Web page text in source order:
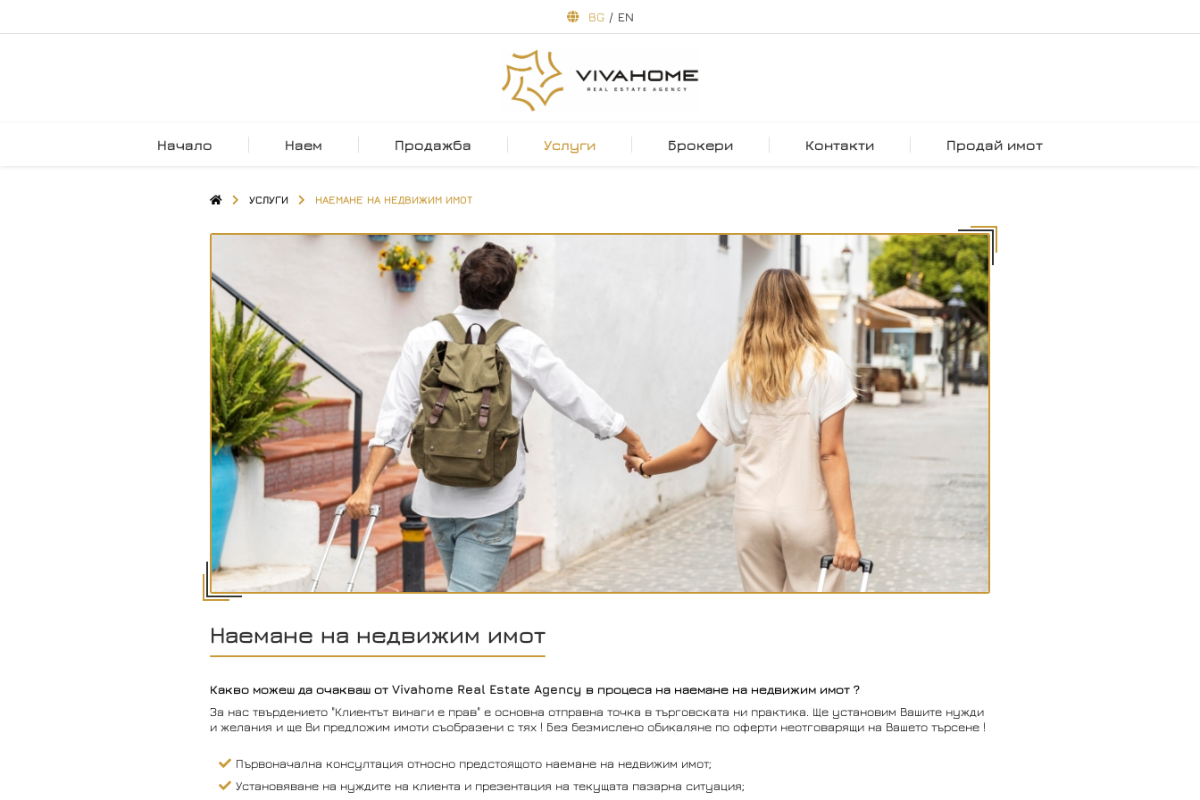
BG / EN
Начало Наем Продажба Услуги Брокери Контакти Продай имот
УСЛУГИ НАЕМАНЕ НА НЕДВИЖИМ ИМОТ
Наемане на недвижим имот
Какво можеш да очакваш от Vivahome Real Estate Agency в процеса на наемане на недвижим имот ?
За нас твърдението "Клиентът винаги е прав" е основна отправна точка в търговската ни практика. Ще установим Вашите нужди
и желания и ще Ви предложим имоти съобразени с тях ! Без безмислено обикаляне по оферти неотговарящи на Вашето търсене !
Първоначална консултация относно предстоящото наемане на недвижим имот;
Установяване на нуждите на клиента и презентация на текущата пазарна ситуация;